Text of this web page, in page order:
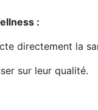
:
directement la
sur leur qualité.